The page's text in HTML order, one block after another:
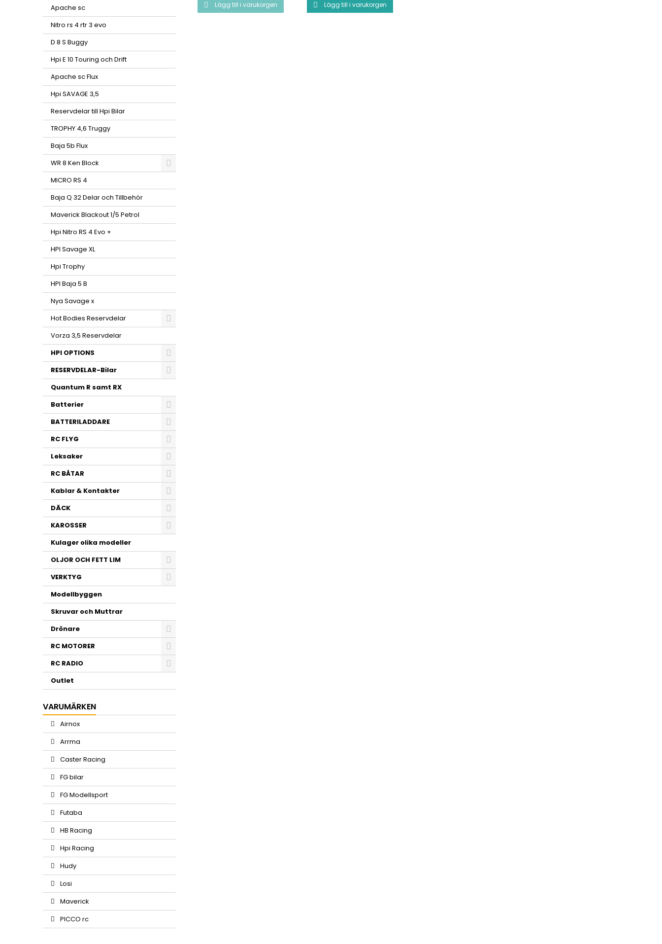
Apache sc
Nitro rs 4 rtr 3 evo
D 8 S Buggy
Hpi E 10 Touring och Drift
Apache sc Flux
Hpi SAVAGE 3,5
Reservdelar till Hpi Bilar
TROPHY 4,6 Truggy
Baja 5b Flux
WR 8 Ken Block
MICRO RS 4
Baja Q 32 Delar och Tillbehör
Maverick Blackout 1/5 Petrol
Hpi Nitro RS 4 Evo +
HPI Savage XL
Hpi Trophy
HPI Baja 5 B
Nya Savage x
Hot Bodies Reservdelar
Vorza 3,5 Reservdelar
HPI OPTIONS
RESERVDELAR-Bilar
Quantum R samt RX
Batterier
BATTERILADDARE
RC FLYG
Leksaker
RC BÅTAR
Kablar & Kontakter
DÄCK
KAROSSER
Kulager olika modeller
OLJOR OCH FETT LIM
VERKTYG
Modellbyggen
Skruvar och Muttrar
Drönare
RC MOTORER
RC RADIO
Outlet
VARUMÄRKEN
Airnox
Arrma
Caster Racing
FG bilar
FG Modellsport
Futaba
HB Racing
Hpi Racing
Hudy
Losi
Maverick
PICCO rc
 Lägg till i varukorgen  Lägg till i varukorgen